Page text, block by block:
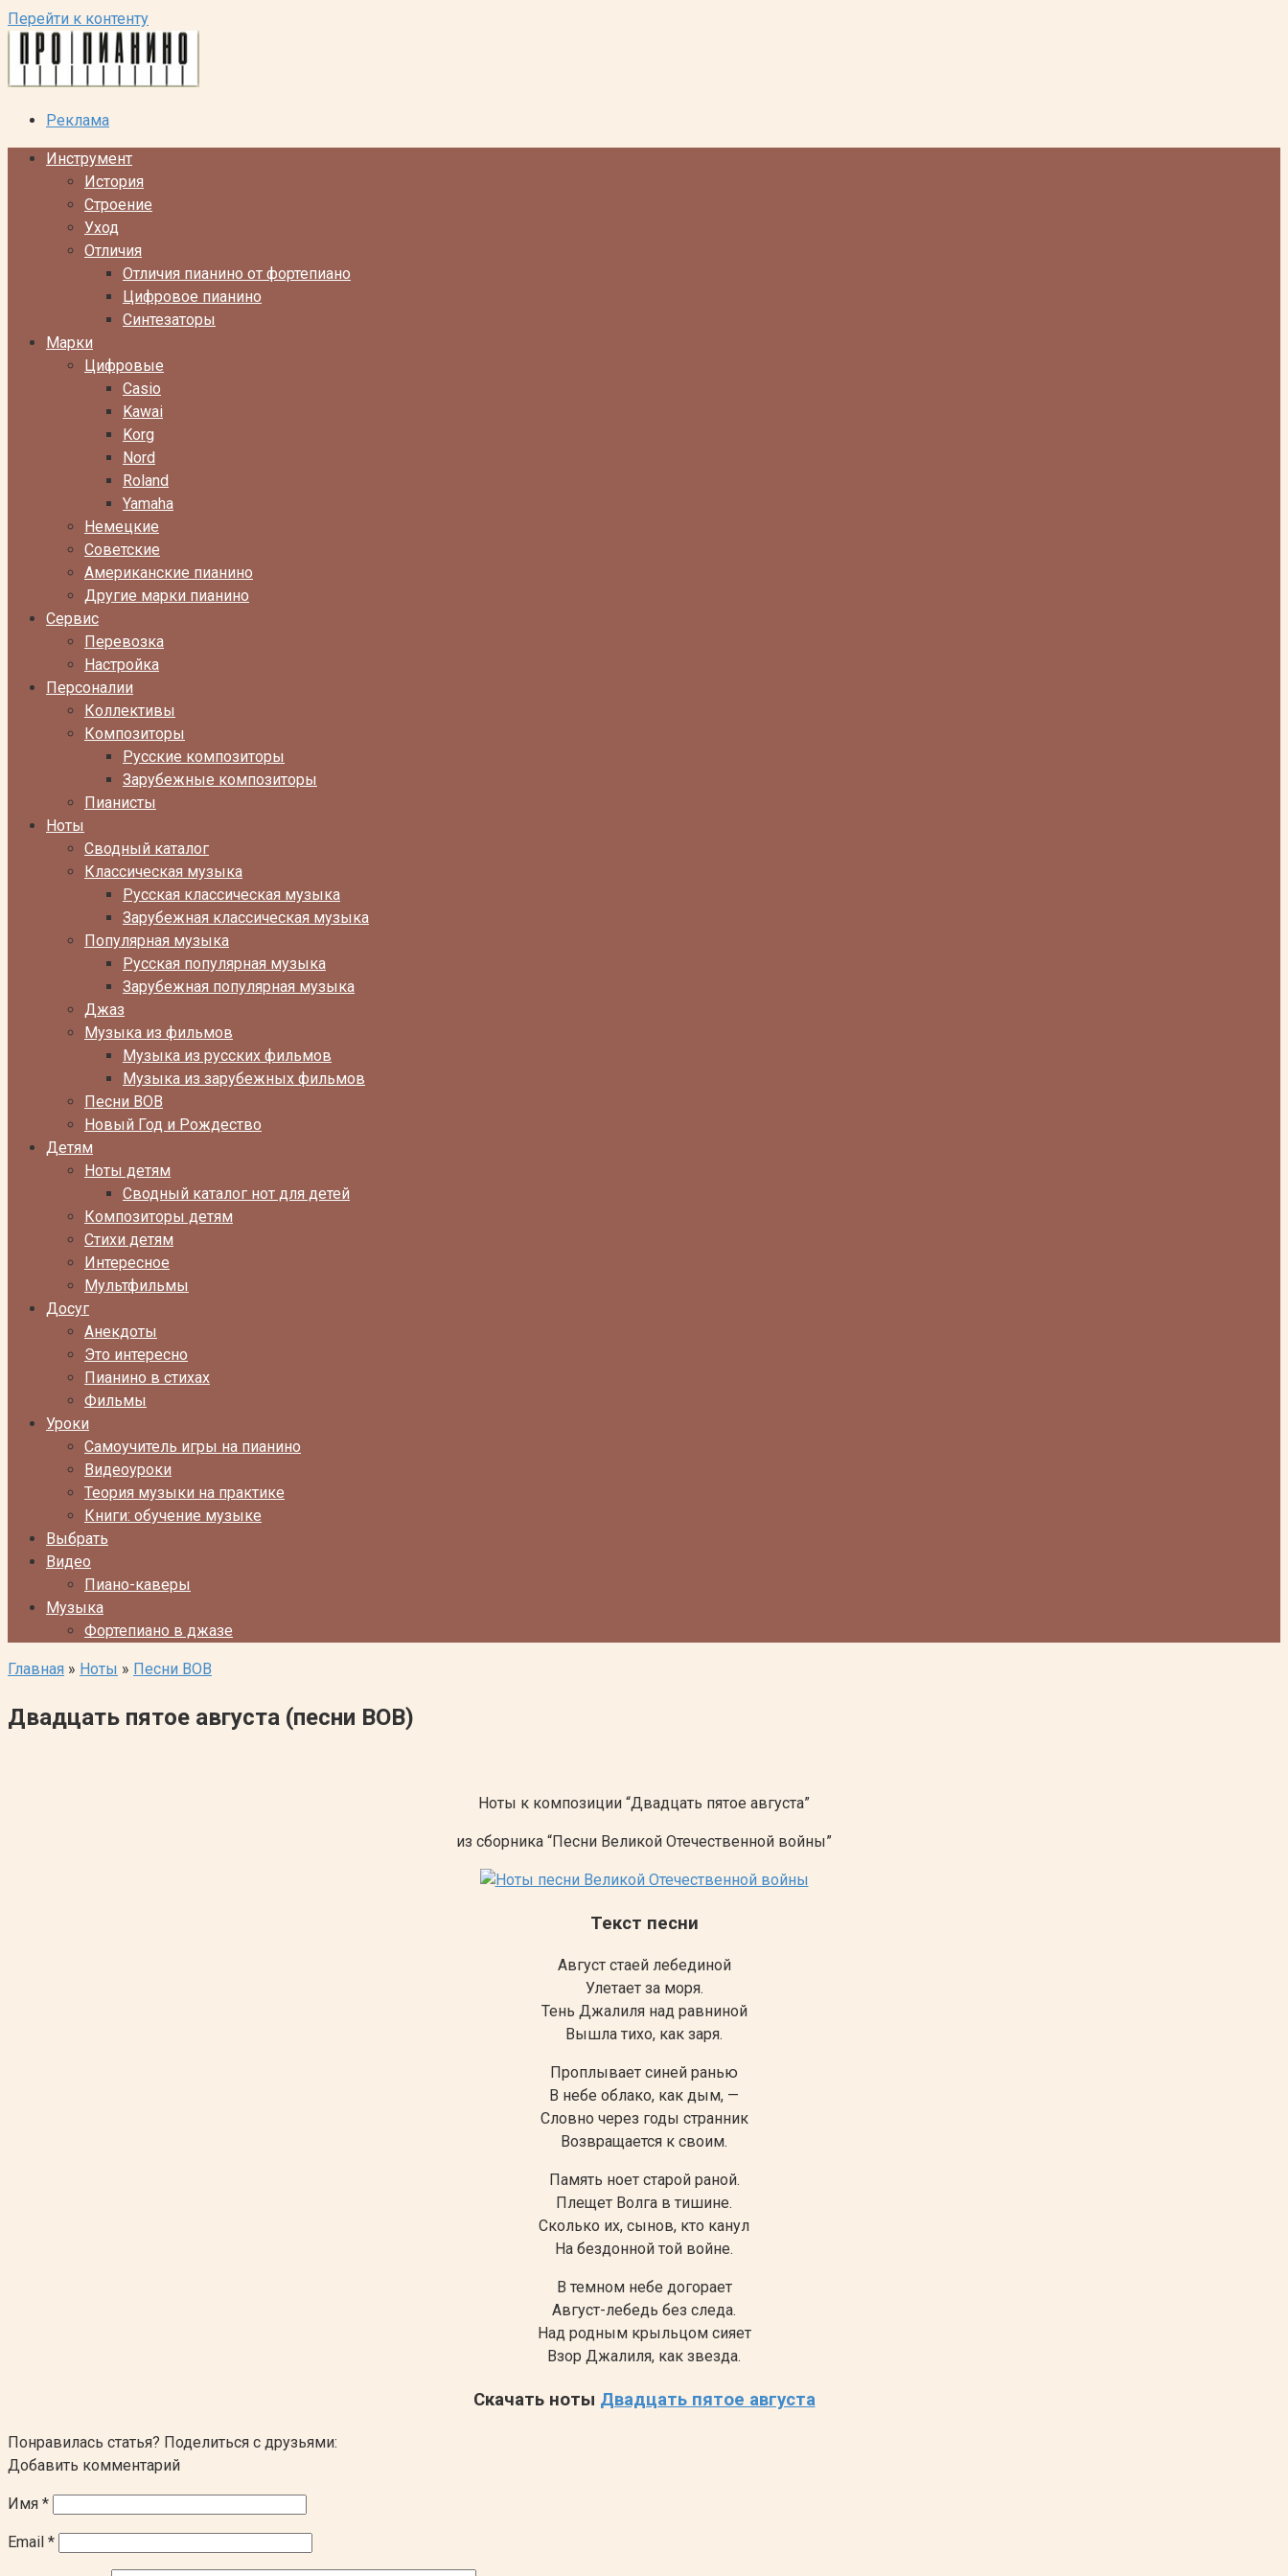
Перейти к контенту
Реклама
Инструмент
История
Строение
Уход
Отличия
Отличия пианино от фортепиано
Цифровое пианино
Синтезаторы
Марки
Цифровые
Casio
Kawai
Korg
Nord
Roland
Yamaha
Немецкие
Советские
Американские пианино
Другие марки пианино
Сервис
Перевозка
Настройка
Персоналии
Коллективы
Композиторы
Русские композиторы
Зарубежные композиторы
Пианисты
Ноты
Сводный каталог
Классическая музыка
Русская классическая музыка
Зарубежная классическая музыка
Популярная музыка
Русская популярная музыка
Зарубежная популярная музыка
Джаз
Музыка из фильмов
Музыка из русских фильмов
Музыка из зарубежных фильмов
Песни ВОВ
Новый Год и Рождество
Детям
Ноты детям
Сводный каталог нот для детей
Композиторы детям
Стихи детям
Интересное
Мультфильмы
Досуг
Анекдоты
Это интересно
Пианино в стихах
Фильмы
Уроки
Самоучитель игры на пианино
Видеоуроки
Теория музыки на практике
Книги: обучение музыке
Выбрать
Видео
Пиано-каверы
Музыка
Фортепиано в джазе
Главная » Ноты » Песни ВОВ
Двадцать пятое августа (песни ВОВ)
Ноты к композиции “Двадцать пятое августа”
из сборника “Песни Великой Отечественной войны”
Текст песни
Август стаей лебединой
Улетает за моря.
Тень Джалиля над равниной
Вышла тихо, как заря.
Проплывает синей ранью
В небе облако, как дым, —
Словно через годы странник
Возвращается к своим.
Память ноет старой раной.
Плещет Волга в тишине.
Сколько их, сынов, кто канул
На бездонной той войне.
В темном небе догорает
Август-лебедь без следа.
Над родным крыльцом сияет
Взор Джалиля, как звезда.
Скачать ноты Двадцать пятое августа
Понравилась статья? Поделиться с друзьями:
Добавить комментарий
Имя *
Email *